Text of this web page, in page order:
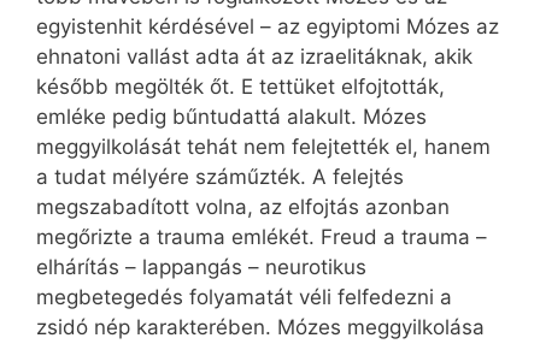
egyistenhit kérdésével – az egyiptomi Mózes az
ehnatoni vallást adta át az izraelitáknak, akik
később megölték őt. E tettüket elfojtották,
emléke pedig bűntudattá alakult. Mózes
meggyilkolását tehát nem felejtették el, hanem
a tudat mélyére száműzték. A felejtés
megszabadított volna, az elfojtás azonban
megőrizte a trauma emlékét. Freud a trauma –
elhárítás – lappangás – neurotikus
megbetegedés folyamatát véli felfedezni a
zsidó nép karakterében. Mózes meggyilkolása